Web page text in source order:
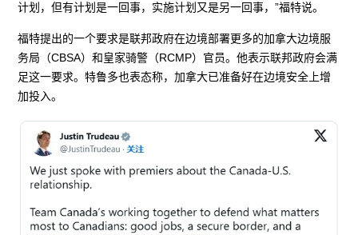
计划，但有计划是一回事，实施计划又是另一回事，”福特说。
福特提出的一个要求是联邦政府在边境部署更多的加拿大边境服
务局（CBSA）和皇家骑警（RCMP）官员。他表示联邦政府会满
足这一要求。特鲁多也表态称，加拿大已准备好在边境安全上增
加投入。